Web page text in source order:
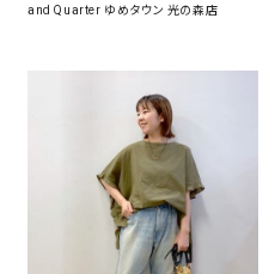
and Quarter ゆめタウン 光の森店